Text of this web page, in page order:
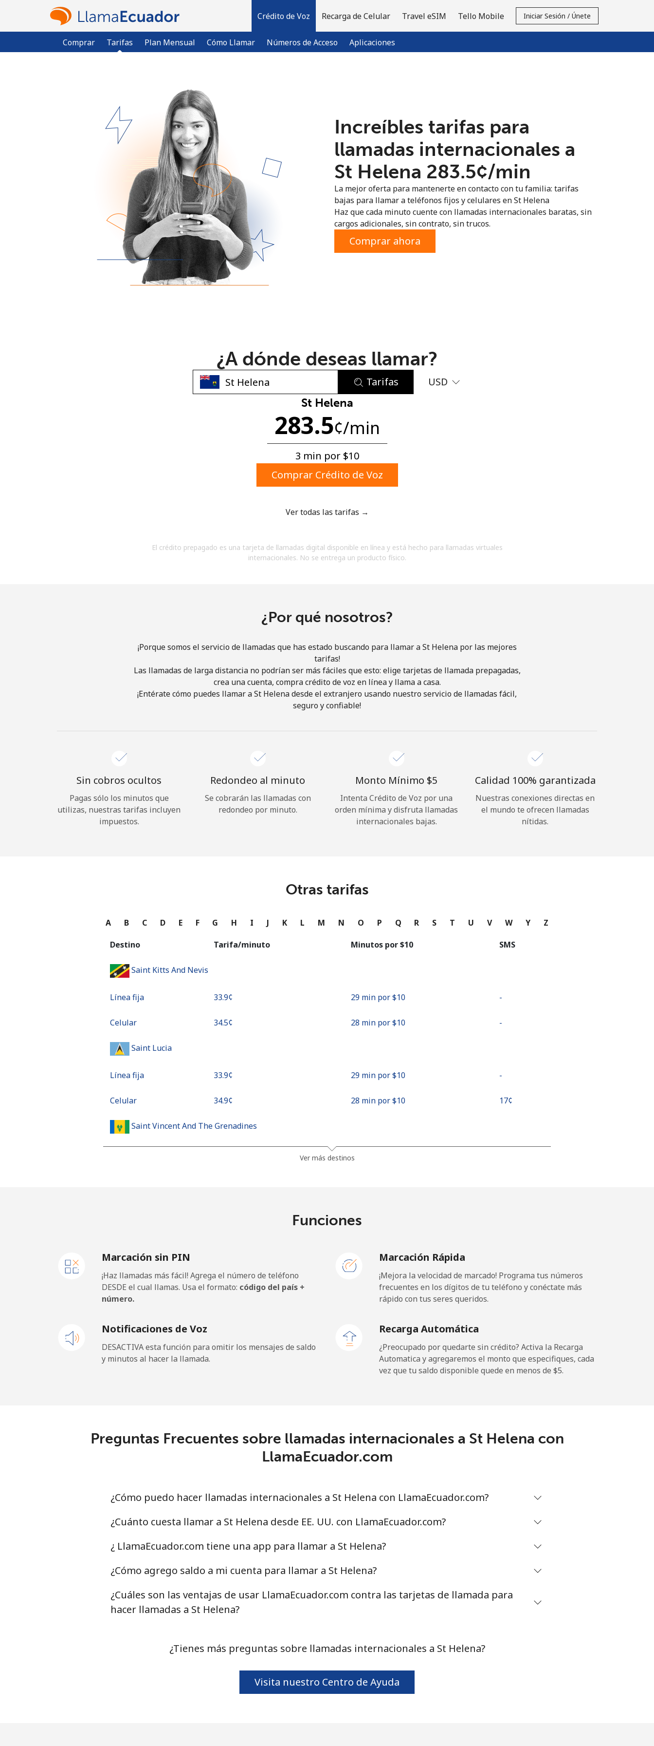
Crédito de Voz
Comprar Tarifas Plan Mensual Cómo Llamar Números de Acceso Aplicaciones
Recarga de Celular Travel eSIM Tello Mobile Iniciar Sesión / Únete
¿Ya tienes una cuenta? Inicia sesión →
Regístrate con
No se ha creado una contraseña
Mínimo 8 caracteres
Una letra mayúscula y una minúscula
Un caracter especial
ofertas.
Únete
¡Hola!
¿Olvidaste tu contraseña? →
Continuar con
Increíbles tarifas para
llamadas internacionales a
St Helena ⁦283.5¢⁩/min
La mejor oferta para mantenerte en contacto con tu familia: tarifas
bajas para llamar a teléfonos fijos y celulares en St Helena
Haz que cada minuto cuente con llamadas internacionales baratas, sin
cargos adicionales, sin contrato, sin trucos.
Comprar ahora
¿A dónde deseas llamar?
Tarifas USD
St Helena
283.5¢/min
3 min por ⁦$10⁩
Comprar Crédito de Voz
Ver todas las tarifas →
El crédito prepagado es una tarjeta de llamadas digital disponible en línea y está hecho para llamadas virtuales
internacionales. No se entrega un producto físico.
¿Por qué nosotros?
¡Porque somos el servicio de llamadas que has estado buscando para llamar a St Helena por las mejores
tarifas!
Las llamadas de larga distancia no podrían ser más fáciles que esto: elige tarjetas de llamada prepagadas,
crea una cuenta, compra crédito de voz en línea y llama a casa.
¡Entérate cómo puedes llamar a St Helena desde el extranjero usando nuestro servicio de llamadas fácil,
seguro y confiable!
Sin cobros ocultos
Pagas sólo los minutos que
utilizas, nuestras tarifas incluyen
impuestos.
Redondeo al minuto
Se cobrarán las llamadas con
redondeo por minuto.
Monto Mínimo ⁦$5⁩
Intenta Crédito de Voz por una
orden mínima y disfruta llamadas
internacionales bajas.
Calidad 100% garantizada
Nuestras conexiones directas en
el mundo te ofrecen llamadas
nítidas.
Otras tarifas
A B C D E F G H I J K L M N O P Q R S T U V W Y Z
Destino Tarifa/minuto Minutos por ⁦$10⁩ SMS
Saint Kitts And Nevis
Línea fija ⁦33.9¢⁩ 29 min por ⁦$10⁩ -
Celular ⁦34.5¢⁩ 28 min por ⁦$10⁩ -
Saint Lucia
Línea fija ⁦33.9¢⁩ 29 min por ⁦$10⁩ -
Celular ⁦34.9¢⁩ 28 min por ⁦$10⁩ ⁦17¢⁩
Saint Vincent And The Grenadines
Celular 7 min por ⁦$10⁩
San Marino
Celular 42 min por ⁦$10⁩
Sao Tome And Principe
Línea fija ⁦14.9¢⁩ 67 min por ⁦$10⁩ -
43 min por ⁦$10⁩
Línea fija ⁦46.9¢⁩ 21 min por ⁦$10⁩
Celular ⁦40.9¢⁩ 24 min por ⁦$10⁩
Serbia
Línea fija ⁦24.5¢⁩ 40 min por ⁦$10⁩ -
11 min por ⁦$10⁩
Ver más destinos
Funciones
Marcación sin PIN
¡Haz llamadas más fácil! Agrega el número de teléfono
DESDE el cual llamas. Usa el formato: código del país +
número.
Marcación Rápida
¡Mejora la velocidad de marcado! Programa tus números
frecuentes en los dígitos de tu teléfono y conéctate más
rápido con tus seres queridos.
Notificaciones de Voz
DESACTIVA esta función para omitir los mensajes de saldo
y minutos al hacer la llamada.
Recarga Automática
¿Preocupado por quedarte sin crédito? Activa la Recarga
Automatica y agregaremos el monto que especifiques, cada
vez que tu saldo disponible quede en menos de ⁦$5⁩.
Preguntas Frecuentes sobre llamadas internacionales a St Helena con
LlamaEcuador.com
¿Cómo puedo hacer llamadas internacionales a St Helena con LlamaEcuador.com?
¿Cuánto cuesta llamar a St Helena desde EE. UU. con LlamaEcuador.com?
¿ LlamaEcuador.com tiene una app para llamar a St Helena?
¿Cómo agrego saldo a mi cuenta para llamar a St Helena?
¿Cuáles son las ventajas de usar LlamaEcuador.com contra las tarjetas de llamada para
hacer llamadas a St Helena?
¿Tienes más preguntas sobre llamadas internacionales a St Helena?
Visita nuestro Centro de Ayuda